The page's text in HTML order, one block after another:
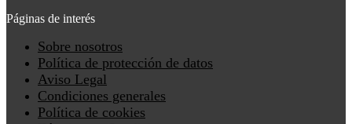
Páginas de interés
Main
Sobre nosotros
Política de protección de datos
Aviso Legal
Condiciones generales
Política de cookies